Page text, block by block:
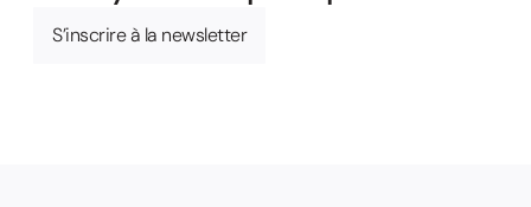
S’inscrire à la newsletter